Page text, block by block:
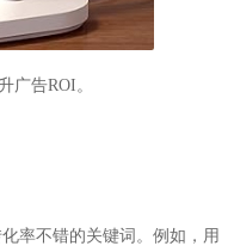
广告ROI。
率不错的关键词。例如，用